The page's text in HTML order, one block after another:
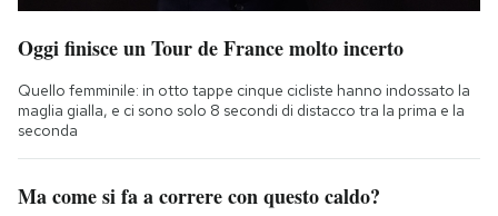
Oggi finisce un Tour de France molto incerto
Quello femminile: in otto tappe cinque cicliste hanno indossato la
maglia gialla, e ci sono solo 8 secondi di distacco tra la prima e la
seconda
Ma come si fa a correre con questo caldo?